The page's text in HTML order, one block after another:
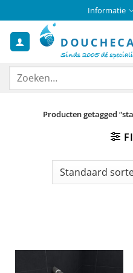
naar
inhoud
Informatie
Zoeken
Producten getagged